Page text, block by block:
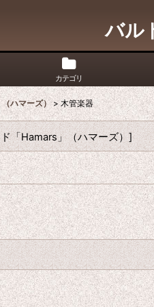
バル
カテゴリ
ハマーズ） > 木管楽器
「Hamars」（ハマーズ）]